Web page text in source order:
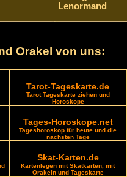
Lenormand
Orakel von uns:
Tarot-Tageskarte.de
Tarot Tageskarte ziehen und
Horoskope
Tages-Horoskope.net
Tageshoroskop für heute und die
nächsten Tage
Skat-Karten.de
Kartenlegen mit Skatkarten, mit
Orakeln und Tageskarte